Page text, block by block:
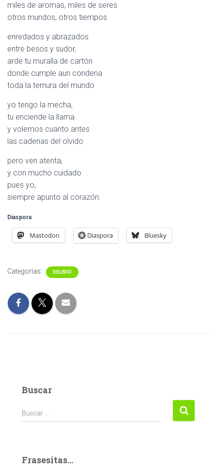
miles de aromas, miles de seres
otros mundos, otros tiempos
enredados y abrazados
entre besos y sudor,
arde tu muralla de cartón
donde cumple aun condena
toda la ternura del mundo
yo tengo la mecha,
tu enciende la llama
y volemos cuanto antes
las cadenas del olvido
pero ven atenta,
y con mucho cuidado
pues yo,
siempre apunto al corazón.
Diaspora
Mastodon Diaspora Bluesky
Categorías: DELIRIO
Buscar
Buscar:
Buscar …
Frasesitas...